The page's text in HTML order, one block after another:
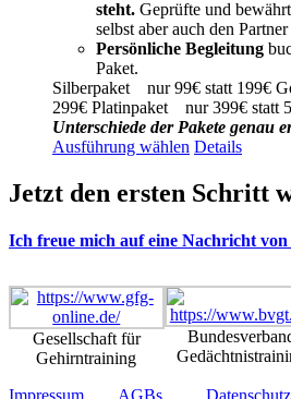
steht. Geprüfte und
selbst aber auch den
Persönliche Begleitung
Paket.
Silberpaket nur 99€ statt 199€
299€ Platinpaket nur 399€ statt
Unterschiede der Pakete genau
Ausführung wählen Dieses
weist
mehrere
auf.
Optionen
auf
der
Produktseite
Details
Jetzt den ersten Schritt
Ich freue mich auf eine Nachricht
Gesellschaft für
Gehirntraining
Impressum AGBs Datenschutz